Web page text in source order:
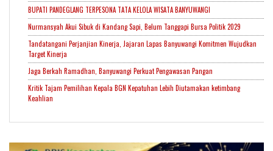
BUPATI PANDEGLANG TERPESONA TATA KELOLA WISATA BANYUWANGI
Nurmansyah Akui Sibuk di Kandang Sapi, Belum Tanggapi Bursa Politik 2029
Tandatangani Perjanjian Kinerja, Jajaran Lapas Banyuwangi Komitmen Wujudkan
Target Kinerja
Jaga Berkah Ramadhan, Banyuwangi Perkuat Pengawasan Pangan
Kritik Tajam Pemilihan Kepala BGN Kepatuhan Lebih Diutamakan ketimbang
Keahlian